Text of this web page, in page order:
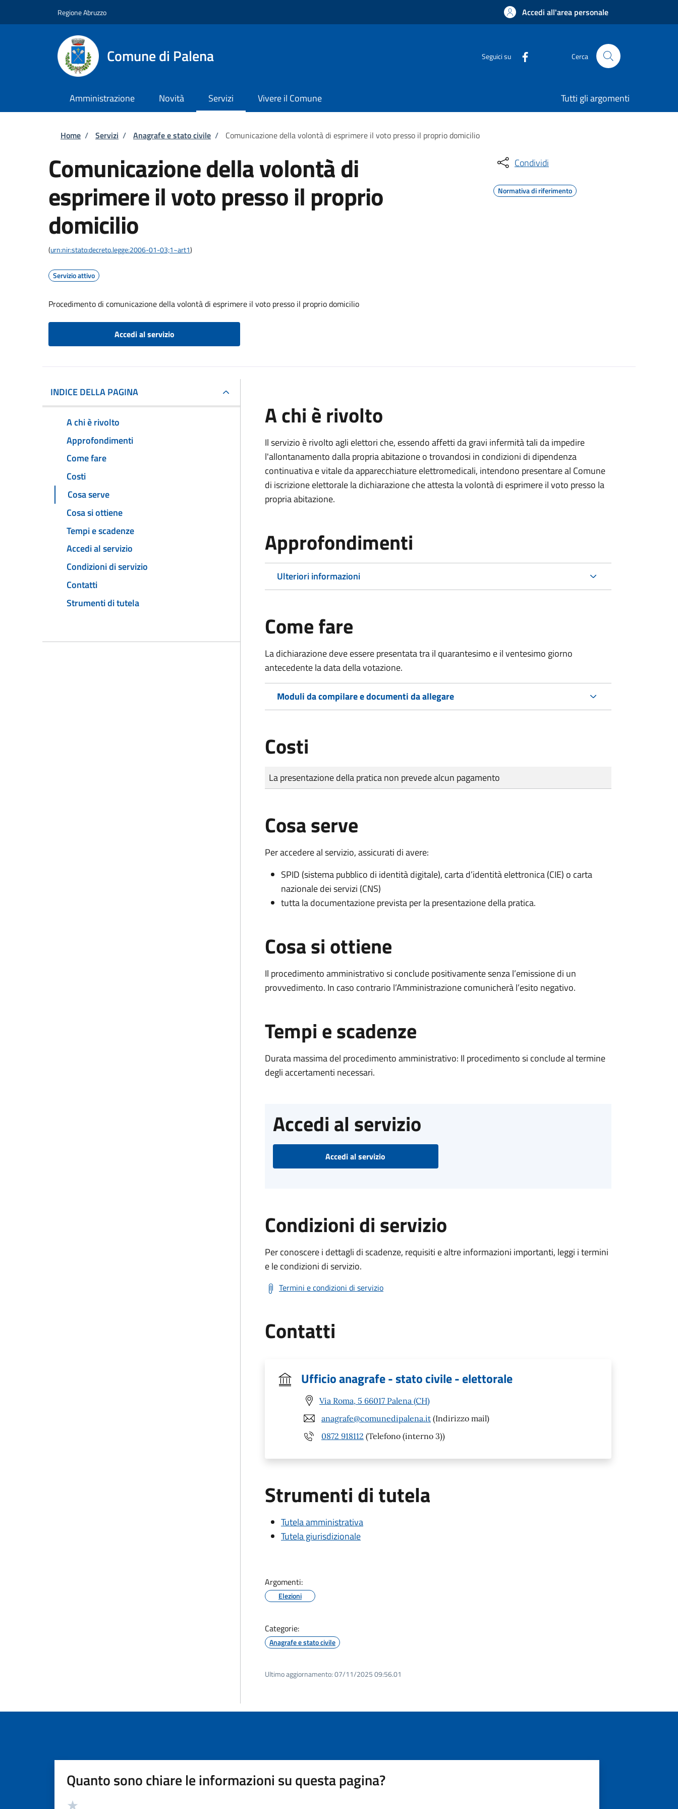
Regione Abruzzo Accedi all'area personale
Comune di Palena Seguici su Cerca
Amministrazione Novità Servizi Vivere il Comune Tutti gli argomenti
Briciole di pane
Home / Servizi / Anagrafe e stato civile / Comunicazione della volontà di esprimere il voto presso il proprio domicilio
Comunicazione della volontà di
esprimere il voto presso il proprio
domicilio
(urn:nir:stato:decreto.legge:2006-01-03;1~art1)
Servizio attivo
Procedimento di comunicazione della volontà di esprimere il voto presso il proprio domicilio
Accedi al servizio
Condividi
Normativa di riferimento
INDICE DELLA PAGINA
A chi è rivolto
Approfondimenti
Come fare
Costi
Cosa serve
Cosa si ottiene
Tempi e scadenze
Accedi al servizio
Condizioni di servizio
Contatti
Strumenti di tutela
A chi è rivolto
Il servizio è rivolto agli elettori che, essendo affetti da gravi infermità tali da impedire
l'allontanamento dalla propria abitazione o trovandosi in condizioni di dipendenza
continuativa e vitale da apparecchiature elettromedicali, intendono presentare al Comune
di iscrizione elettorale la dichiarazione che attesta la volontà di esprimere il voto presso la
propria abitazione.
Approfondimenti
Ulteriori informazioni
Come fare
La dichiarazione deve essere presentata tra il quarantesimo e il ventesimo giorno
antecedente la data della votazione.
Moduli da compilare e documenti da allegare
Costi
Tipo di pagamento
Importo
La presentazione della pratica non prevede alcun pagamento
Cosa serve
Per accedere al servizio, assicurati di avere:
SPID (sistema pubblico di identità digitale), carta d’identità elettronica (CIE) o carta
nazionale dei servizi (CNS)
tutta la documentazione prevista per la presentazione della pratica.
Cosa si ottiene
Il procedimento amministrativo si conclude positivamente senza l’emissione di un
provvedimento. In caso contrario l’Amministrazione comunicherà l’esito negativo.
Tempi e scadenze
Durata massima del procedimento amministrativo: Il procedimento si conclude al termine
degli accertamenti necessari.
Accedi al servizio
Accedi al servizio
Condizioni di servizio
Per conoscere i dettagli di scadenze, requisiti e altre informazioni importanti, leggi i termini
e le condizioni di servizio.
Termini e condizioni di servizio
Contatti
Ufficio anagrafe - stato civile - elettorale
Via Roma, 5 66017 Palena (CH)
anagrafe@comunedipalena.it (Indirizzo mail)
0872 918112 (Telefono (interno 3))
Strumenti di tutela
Tutela amministrativa
Tutela giurisdizionale
Argomenti:
Elezioni
Categorie:
Anagrafe e stato civile
Ultimo aggiornamento:07/11/2025 09:56.01
Quanto sono chiare le informazioni su questa pagina?
Valutazione